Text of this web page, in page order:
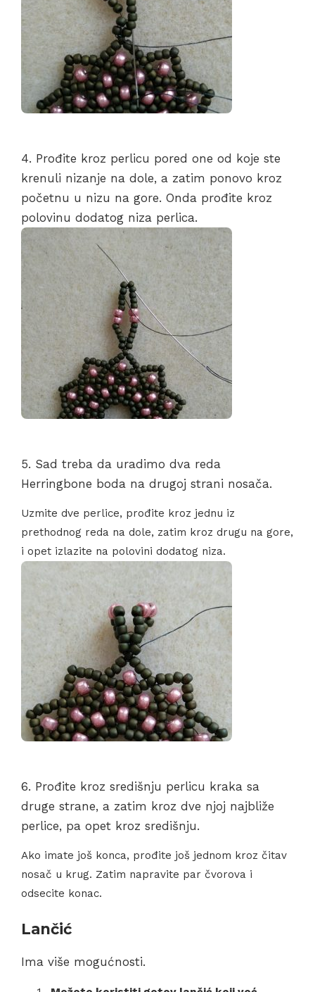
4. Prođite kroz perlicu pored one od koje ste
krenuli nizanje na dole, a zatim ponovo kroz
početnu u nizu na gore. Onda prođite kroz
polovinu dodatog niza perlica.
5. Sad treba da uradimo dva reda
Herringbone boda na drugoj strani nosača.
Uzmite dve perlice, prođite kroz jednu iz
prethodnog reda na dole, zatim kroz drugu na gore,
i opet izlazite na polovini dodatog niza.
6. Prođite kroz središnju perlicu kraka sa
druge strane, a zatim kroz dve njoj najbliže
perlice, pa opet kroz središnju.
Ako imate još konca, prođite još jednom kroz čitav
nosač u krug. Zatim napravite par čvorova i
odsecite konac.
Lančić
Ima više mogućnosti.